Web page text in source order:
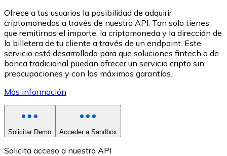
LTC
Ofrece a tus usuarios la posibilidad de adquirir
criptomonedas a través de nuestra API. Tan solo tienes
que remitirnos el importe, la criptomoneda y la dirección de
la billetera de tu cliente a través de un endpoint. Este
servicio está desarrollado para que soluciones fintech o de
banca tradicional puedan ofrecer un servicio cripto sin
preocupaciones y con las máximas garantías.
Más información
Solicitar Demo Acceder a Sandbox
Solicita acceso a nuestra API